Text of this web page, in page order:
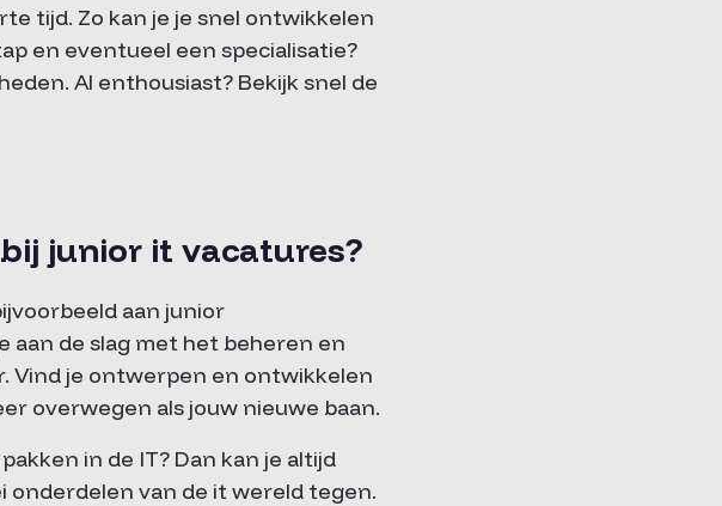
tijd. Zo kan je je snel ontwikkelen
en eventueel een specialisatie?
Al enthousiast? Bekijk snel de
junior it vacatures?
aan junior
aan de slag met het beheren en
Vind je ontwerpen en ontwikkelen
overwegen als jouw nieuwe baan.
in de IT? Dan kan je altijd
onderdelen van de it wereld tegen.